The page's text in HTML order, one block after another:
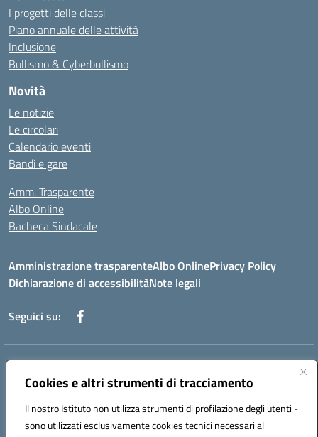
Cookies e altri strumenti di tracciamento
Il nostro Istituto non utilizza strumenti di profilazione degli utenti -
sono utilizzati esclusivamente cookies tecnici necessari al
I progetti delle classi
Piano annuale delle attività
Inclusione
Bullismo & Cyberbullismo
Novità
Le notizie
Le circolari
Calendario eventi
Bandi e gare
Amm. Trasparente
Albo Online
Bacheca Sindacale
Amministrazione trasparenteAlbo OnlinePrivacy Policy
Dichiarazione di accessibilitàNote legali
Seguici su:
Indirizzo:
Centralino:0881234514 - 0881752614 - 0881719420
Posta elettronica certificata (PEC):fgps010008@pec.istruzione.it